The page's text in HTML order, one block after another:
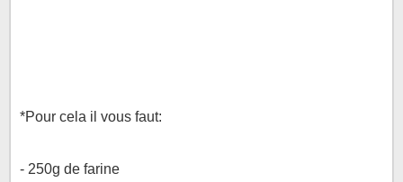
*Pour cela il vous faut:
- 250g de farine